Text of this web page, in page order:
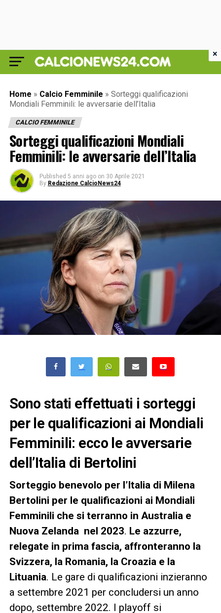
Home » Calcio Femminile » Sorteggi qualificazioni
Mondiali Femminili: le avversarie dell’Italia
CALCIO FEMMINILE
Sorteggi qualificazioni Mondiali
Femminili: le avversarie dell’Italia
Published 5 anni ago on 30 Aprile 2021
By Redazione CalcioNews24
Sono stati effettuati i sorteggi
per le qualificazioni ai Mondiali
Femminili: ecco le avversarie
dell’Italia di Bertolini
Sorteggio benevolo per l’Italia di Milena
Bertolini per le qualificazioni ai Mondiali
Femminili che si terranno in Australia e
Nuova Zelanda nel 2023. Le azzurre,
relegate in prima fascia, affronteranno la
Svizzera, la Romania, la Croazia e la
Lituania. Le gare di qualificazioni inzieranno
a settembre 2021 per concludersi un anno
dopo, settembre 2022. I playoff si
×